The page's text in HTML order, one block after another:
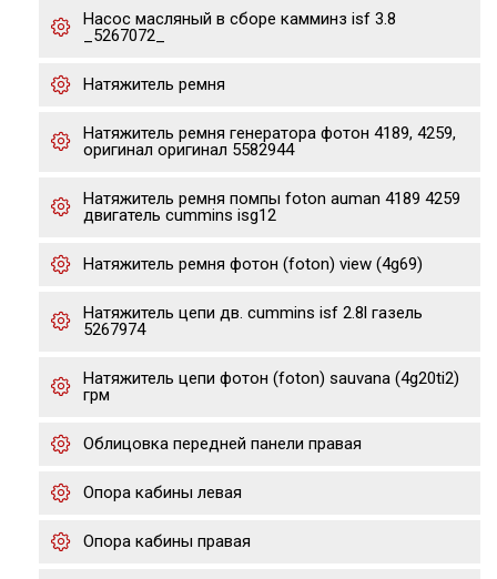
Насос масляный в сборе камминз isf 3.8
_5267072_
Натяжитель ремня
Натяжитель ремня генератора фотон 4189, 4259,
оригинал оригинал 5582944
Натяжитель ремня помпы foton auman 4189 4259
двигатель cummins isg12
Натяжитель ремня фотон (foton) view (4g69)
Натяжитель цепи дв. cummins isf 2.8l газель
5267974
Натяжитель цепи фотон (foton) sauvana (4g20ti2)
грм
Облицовка передней панели правая
Опора кабины левая
Опора кабины правая